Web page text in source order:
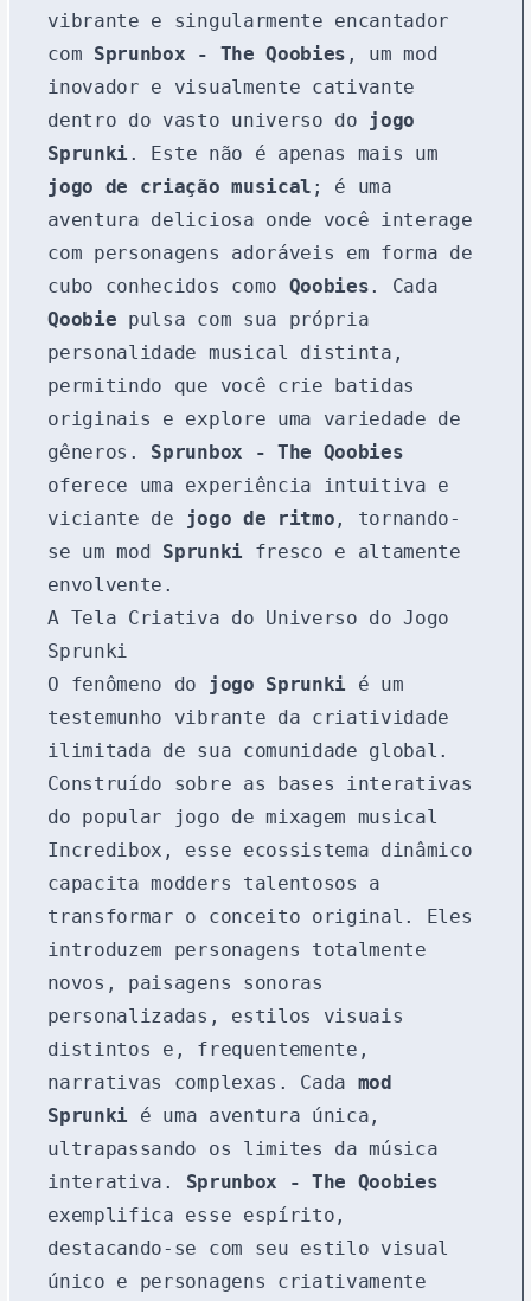
vibrante e singularmente encantador
com Sprunbox - The Qoobies , um mod
inovador e visualmente cativante
dentro do vasto universo do jogo
Sprunki . Este não é apenas mais um
jogo de criação musical ; é uma
aventura deliciosa onde você interage
com personagens adoráveis em forma de
cubo conhecidos como Qoobies. Cada
Qoobie pulsa com sua própria
personalidade musical distinta,
permitindo que você crie batidas
originais e explore uma variedade de
gêneros. Sprunbox - The Qoobies
oferece uma experiência intuitiva e
viciante de
jogo de ritmo , tornando-
se um mod Sprunki fresco e altamente
envolvente.
A Tela Criativa do Universo do Jogo
Sprunki
O fenômeno do
jogo Sprunki é um
testemunho vibrante da criatividade
ilimitada de sua comunidade global.
Construído sobre as bases interativas
do popular jogo de mixagem musical
Incredibox, esse ecossistema dinâmico
capacita modders talentosos a
transformar o conceito original. Eles
introduzem personagens totalmente
novos, paisagens sonoras
personalizadas, estilos visuais
distintos e, frequentemente,
narrativas complexas. Cada mod
Sprunki é uma aventura única,
ultrapassando os limites da música
interativa. Sprunbox - The Qoobies
exemplifica esse espírito,
destacando-se com seu estilo visual
único e personagens criativamente